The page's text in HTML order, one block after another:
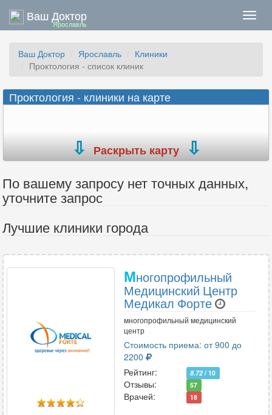
Ваш Доктор
Ярославль
Ваш Доктор Ярославль
Клиники
Проктология - список клиник
Проктология - клиники на карте
Раскрыть карту
По вашему запросу нет точных данных,
уточните запрос
Лучшие клиники города
Многопрофильный
Медицинский Центр
Медикал Форте
многопрофильный медицинский
центр
Стоимость приема: от 900 до
2200
Рейтинг:
8.72 / 10
Отзывы: 57
Врачей: 18